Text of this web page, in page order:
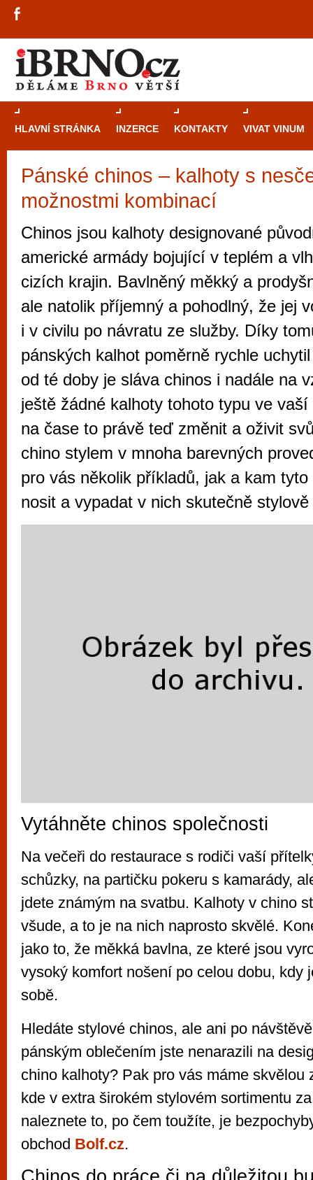
HLAVNÍ STRÁNKA INZERCE KONTAKTY VIVAT VINUM
Pánské chinos – kalhoty s
možnostmi kombinací
Chinos jsou kalhoty designované
americké armády bojující v teplém a
cizích krajin. Bavlněný měkký a
ale natolik příjemný a pohodlný, že jej
i v civilu po návratu ze služby. Díky
pánských kalhot poměrně rychle
od té doby je sláva chinos i nadále na
ještě žádné kalhoty tohoto typu ve
na čase to právě teď změnit a oživit
chino stylem v mnoha barevných
pro vás několik příkladů, jak a kam
nosit a vypadat v nich skutečně stylově
Vytáhněte chinos společnosti
Na večeři do restaurace s rodiči vaší
schůzky, na partičku pokeru s kamarády,
jdete známým na svatbu. Kalhoty v chino
všude, a to je na nich naprosto skvělé.
jako to, že měkká bavlna, ze které jsou
vysoký komfort nošení po celou dobu, kdy
sobě.
Hledáte stylové chinos, ale ani po
pánským oblečením jste nenarazili na
chino kalhoty? Pak pro vás máme skvělou
kde v extra širokém stylovém sortimentu
naleznete to, po čem toužíte, je
obchod Bolf.cz.
Průvodce
Brně: Od
Brno je
zajímavé
restaurace,
Mimo jiné je ale také místem, kde si
vyzkoušet různé kasinové hry. V
metropoli naleznete širokou nabídku her
po moderní automaty jak pro pravidelné
příležitostné hráče. V...